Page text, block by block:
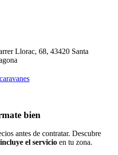
Llorac, 68, 43420 Santa
bien
antes de contratar. Descubre
el servicio en tu zona.